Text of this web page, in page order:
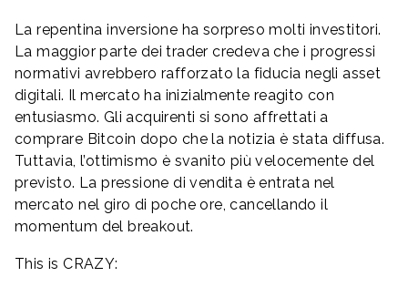
La repentina inversione ha sorpreso molti investitori.
La maggior parte dei trader credeva che i progressi
normativi avrebbero rafforzato la fiducia negli asset
digitali. Il mercato ha inizialmente reagito con
entusiasmo. Gli acquirenti si sono affrettati a
comprare Bitcoin dopo che la notizia è stata diffusa.
Tuttavia, l’ottimismo è svanito più velocemente del
previsto. La pressione di vendita è entrata nel
mercato nel giro di poche ore, cancellando il
momentum del breakout.
This is CRAZY: